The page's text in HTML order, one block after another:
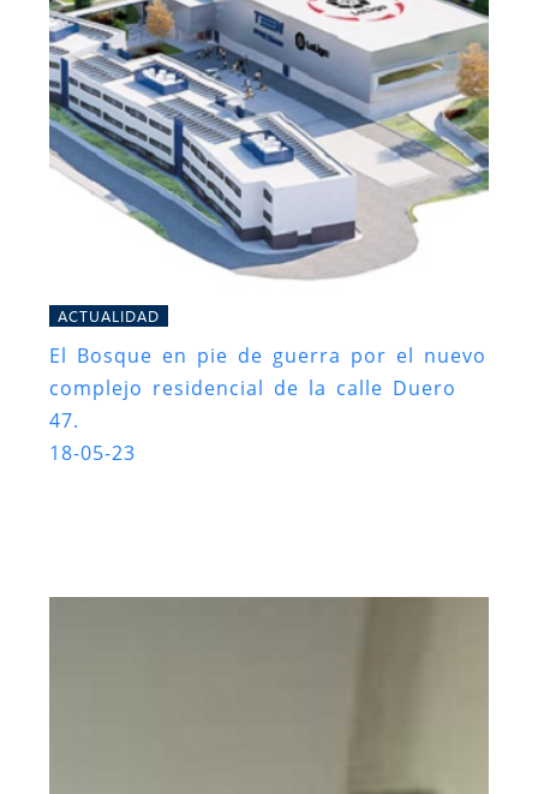
ACTUALIDAD
El Bosque en pie de guerra por el nuevo
complejo residencial de la calle Duero
47.
18-05-23